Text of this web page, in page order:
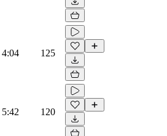
4:04 125
5:42 120